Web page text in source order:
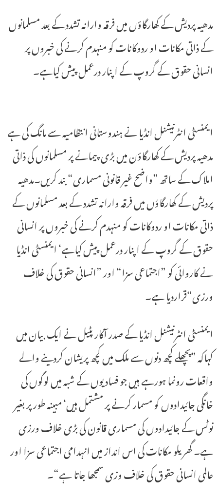
مدھیہ پردیش کے کھارگاؤں میں فرقہ وارانہ تشدد کے بعد مسلمانوں
کے ذاتی مکانات او ردوکانات کو منہدم کرنے کی خبروں پر
انسانی حقوق کے گروپ کے اپنار درعمل پیش کیاہے۔
ایمنسٹی انٹرنیشنل انڈیا نے ہندوستانی انتظامیہ سے مانگ کی ہے
مدھیہ پردیش کے کھارگاؤن میں بڑی پیمانے پر مسلمانوں کی ذاتی
املاک کے ساتھ ”واضح غیر قانونی مسماری“ بند کریں۔مدھیہ
پردیش کے کھارگاؤں میں فرقہ وارانہ تشدد کے بعد مسلمانوں کے
ذاتی مکانات او ردوکانات کو منہدم کرنے کی خبروں پر انسانی
حقوق کے گروپ کے اپنار درعمل پیش کیاہے‘ ایمنسٹی انڈیا
نے کاروائی کو ”اجتماعی سزا“ اور ”انسانی حقوق کی خلاف
ورزی“قراردیا ہے۔
ایمنسٹی انٹرنیشنل انڈیا کے صدر آکار پٹیل نے ایک بیان میں
کہاکہ ”پچھلے کچھ دنوں سے ملک میں کچھ پریشان کردینے والے
واقعات رونما ہورہے ہیں جو فساد یوں کے شبہ میں لوگوں کی
خانگی جائیدادوں کو مسمار کرنے پر مشتمل ہیں‘ مبینہ طور پر بغیر
نوٹس کے جائیدادوں کی مسماری قانون کی بڑی خلاف ورزی
ہے۔ گھریلو مکانات کی اس انداز میں انہدامی اجتماعی سزا اور
عالمی انسانی حقوق کی خلاف وزی سمجھا جاتا ہے“۔